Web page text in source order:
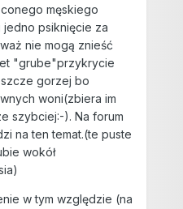
męskiego
jedno psiknięcie za
nie mogą znieść
"grube"przykrycie
gorzej bo
woni(zbiera im
szybciej:-). Na forum
na ten temat.(te puste
wokół
w tym względzie (na